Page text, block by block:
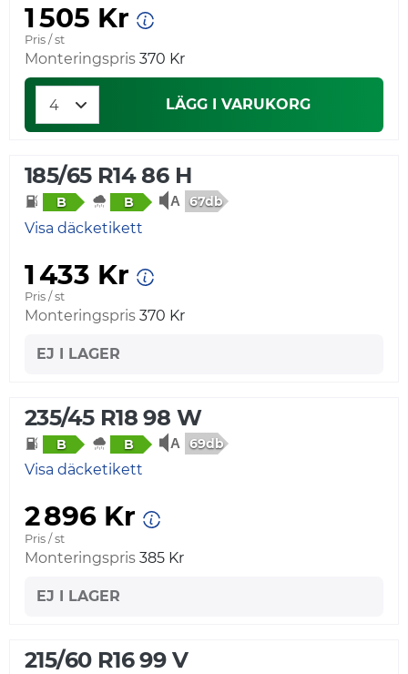
1 505 Kr
Pris / st
Monteringspris 370 Kr
LÄGG I VARUKORG
185/65 R14 86 H
B B 67db
Visa däcketikett
1 433 Kr
Pris / st
Monteringspris 370 Kr
EJ I LAGER
235/45 R18 98 W
B B 69db
Visa däcketikett
2 896 Kr
Pris / st
Monteringspris 385 Kr
EJ I LAGER
215/60 R16 99 V